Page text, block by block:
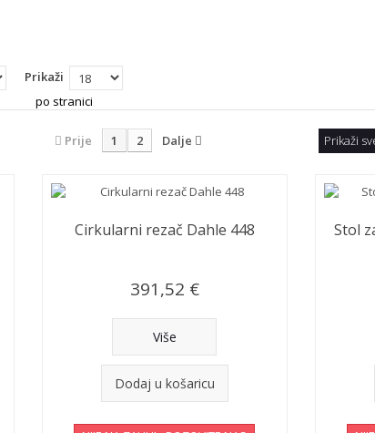
Prikaži
po stranici
Prikaži
Prije 1 2 Dalje
Cirkularni rezač Dahle 448
391,52 €
Više
Dodaj u košaricu
Stol